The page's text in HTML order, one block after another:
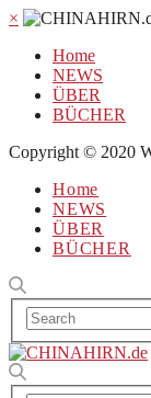
×
Home
NEWS
ÜBER
BÜCHER
Copyright © 2020
Home
NEWS
ÜBER
BÜCHER